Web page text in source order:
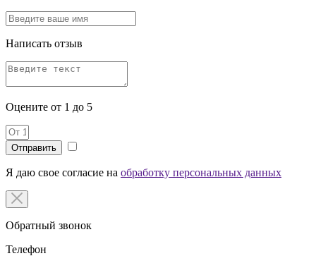
Написать отзыв
Оцените от 1 до 5
Я даю свое согласие на обработку персональных данных
Обратный звонок
Телефон